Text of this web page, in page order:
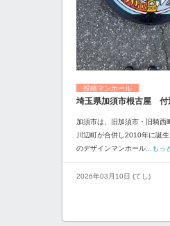
投稿マンホール
埼玉県加須市根古屋 付
加須市は、旧加須市・旧騎西
川辺町が合併し2010年に誕
のデザインマンホール...もっ
2026年03月10日 (てし)